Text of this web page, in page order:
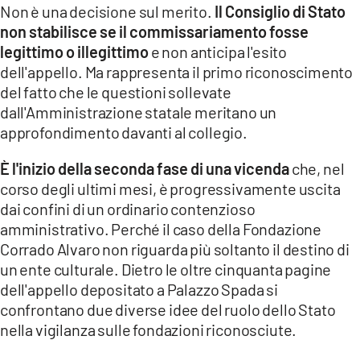
Non è una decisione sul merito. Il Consiglio di Stato
non stabilisce se il commissariamento fosse
legittimo o illegittimoe non anticipa l'esito
dell'appello. Ma rappresenta il primo riconoscimento
del fatto che le questioni sollevate
dall'Amministrazione statale meritano un
approfondimento davanti al collegio.
È l'inizio della seconda fase di una vicendache, nel
corso degli ultimi mesi, è progressivamente uscita
dai confini di un ordinario contenzioso
amministrativo. Perché il caso della Fondazione
Corrado Alvaro non riguarda più soltanto il destino di
un ente culturale. Dietro le oltre cinquanta pagine
dell'appello depositato a Palazzo Spada si
confrontano due diverse idee del ruolo dello Stato
nella vigilanza sulle fondazioni riconosciute.